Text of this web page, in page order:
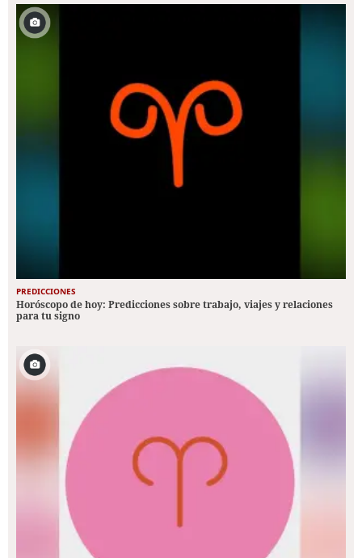
PREDICCIONES
Horóscopo de hoy: Predicciones sobre trabajo, viajes y relaciones
para tu signo